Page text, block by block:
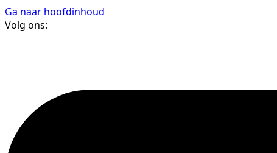
Ga naar hoofdinhoud
Volg ons: